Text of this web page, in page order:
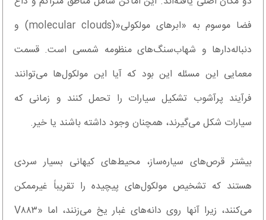
فضا موسوم به «ابرهای مولکولی«(molecular clouds) و
دنباله‌دارها و شهاب‌سنگ‌های منظومه شمسی است. قسمت
معمایی این مسئله این بود که آیا این مولکول‌ها می‌توانند
فرآیند پرآشوب تشکیل سیارات را تحمل کنند و زمانی که
سیارات شکل می‌گیرند، همچنان وجود داشته باشند یا خیر.
بیشتر قرص‌های سیاره‌ساز، محیط‌های کیهانی بسیار سردی
هستند که تشخیص مولکول‌های پیچیده را تقریباً غیرممکن
می‌کنند، زیرا آنها روی دانه‌های غبار یخ می‌زنند، اما «V۸۸۳